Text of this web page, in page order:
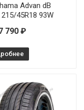
Advan dB
45R18 93W
790 ₽